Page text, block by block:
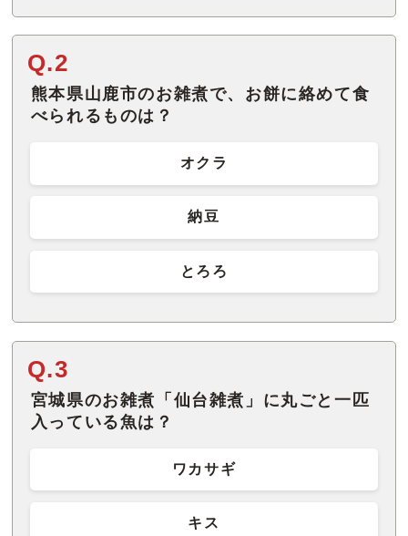
Q.2
熊本県山鹿市のお雑煮で、お餅に絡めて食
べられるものは？
オクラ
納豆
とろろ
Q.3
宮城県のお雑煮「仙台雑煮」に丸ごと一匹
入っている魚は？
ワカサギ
キス